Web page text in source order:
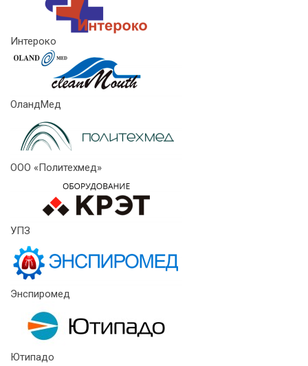
Интероко
ОландМед
ООО «Политехмед»
УПЗ
Энспиромед
Ютипадо